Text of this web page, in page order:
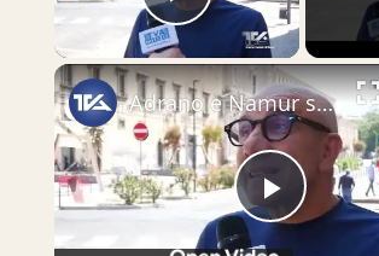
Play Video
Play
Adrano e Namur sempre più vicine. Il 31 maggio 2026 firma del protocollo per lo scambio degli studen